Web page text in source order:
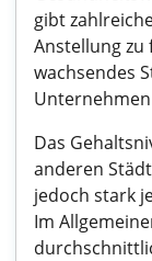
gibt
Anstellung zu
wachsendes
Das
anderen
jedoch stark
Im